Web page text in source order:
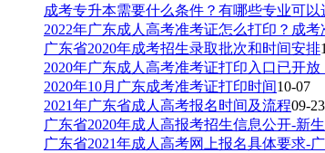
成考专升本需要什么条件？有哪些专业可以
2022年广东成人高考准考证怎么打印？成
广东省2020年成考招生录取批次和时间安排
2020年广东成人高考准考证打印入口已开放
2020年10月广东成考准考证打印时间10-07
2021年广东省成人高考报名时间及流程09-23
广东省2020年成人高报考招生信息公开-新
广东省2021年成人高考网上报名具体要求-